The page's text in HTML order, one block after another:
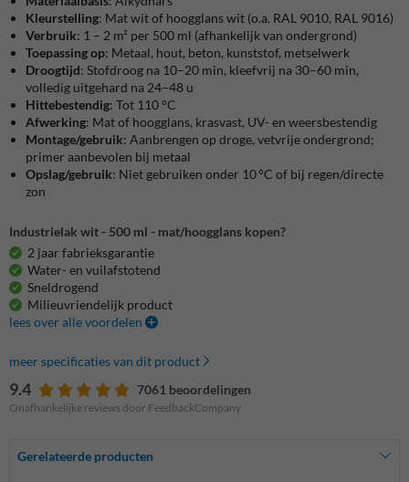
Kleurstelling: Mat wit of hoogglans wit (o.a. RAL 9010, RAL 9016)
Verbruik: 1 – 2 m² per 500 ml (afhankelijk van ondergrond)
Toepassing op: Metaal, hout, beton, kunststof, metselwerk
Droogtijd: Stofdroog na 10–20 min, kleefvrij na 30–60 min,
volledig uitgehard na 24–48 u
Hittebestendig: Tot 110 °C
Afwerking: Mat of hoogglans, krasvast, UV- en weersbestendig
Montage/gebruik: Aanbrengen op droge, vetvrije ondergrond;
primer aanbevolen bij metaal
Opslag/gebruik: Niet gebruiken onder 10 °C of bij regen/directe
zon
Industrielak wit - 500 ml - mat/hoogglans kopen?
2 jaar fabrieksgarantie
Water- en vuilafstotend
Sneldrogend
Milieuvriendelijk product
lees over alle voordelen
meer specificaties van dit product
9.4 7061 beoordelingen
Onafhankelijke reviews door FeedbackCompany
Gerelateerde producten